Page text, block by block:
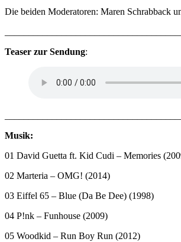
Die beiden Moderatoren: Maren Schrabback
Teaser zur Sendung:
Musik:
01 David Guetta ft. Kid Cudi – Memories
02 Marteria – OMG! (2014)
03 Eiffel 65 – Blue (Da Be Dee) (1998)
04 P!nk – Funhouse (2009)
05 Woodkid – Run Boy Run (2012)